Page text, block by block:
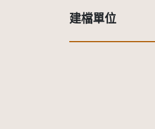
建檔單位